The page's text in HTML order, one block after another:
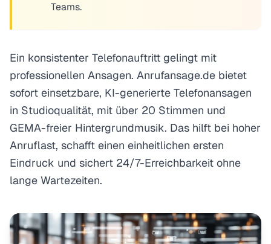
Teams.
Ein konsistenter Telefonauftritt gelingt mit
professionellen Ansagen. Anrufansage.de bietet
sofort einsetzbare, KI-generierte Telefonansagen
in Studioqualität, mit über 20 Stimmen und
GEMA-freier Hintergrundmusik. Das hilft bei hoher
Anruflast, schafft einen einheitlichen ersten
Eindruck und sichert 24/7-Erreichbarkeit ohne
lange Wartezeiten.